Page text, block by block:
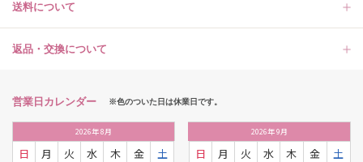
送料について
返品・交換について
営業日カレンダー ※色のついた日は休業日です。
2026年8月
日 月 火 水 木 金
土
2026年9月
日 月 火 水 木 金
土